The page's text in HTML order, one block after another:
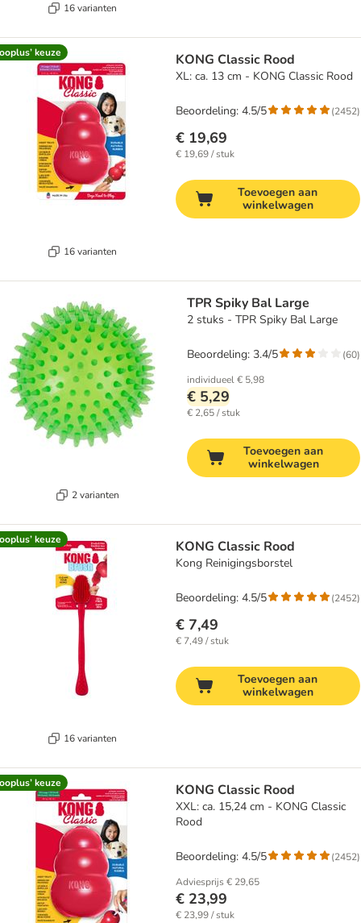
16 varianten
keuze
16 varianten
KONG Classic Rood
XL: ca. 13 cm - KONG Classic Rood
€ 19,69
€ 19,69 / stuk
Beoordeling: 4.5/5 (2452)
Toevoegen aan
winkelwagen
2 varianten
TPR Spiky Bal Large
2 stuks - TPR Spiky Bal Large
individueel€ 5,98
€ 5,29
€ 2,65 / stuk
Beoordeling: 3.4/5 (60)
Toevoegen aan
winkelwagen
keuze
16 varianten
KONG Classic Rood
Kong Reinigingsborstel
€ 7,49
€ 7,49 / stuk
Beoordeling: 4.5/5 (2452)
Toevoegen aan
winkelwagen
keuze KONG Classic Rood
XXL: ca. 15,24 cm - KONG Classic
Rood
Adviesprijs € 29,65
€ 23,99
€ 23,99 / stuk
Beoordeling: 4.5/5 (2452)